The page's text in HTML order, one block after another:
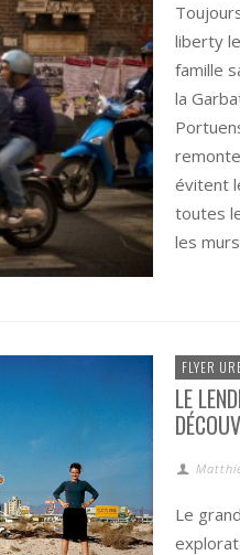
liberty
famille
la
évitent
toutes
les
FLYER
LE
Le
L’ANTHROPOCÈNE, UNE ESTHÉTIQUE «